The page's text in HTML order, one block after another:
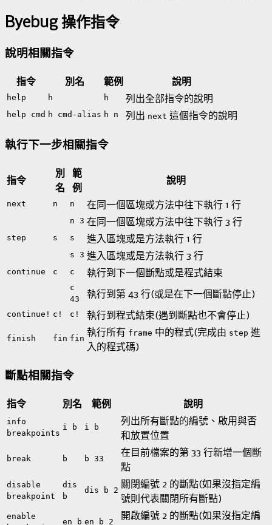
Byebug 操作指令
說明相關指令
指令 別名 範例 說明
help h h 列出全部指令的說明
help cmd h cmd-alias h n 列出 next 這個指令的說明
執行下一步相關指令
指令
別
名
範
例
說明
next n n 在同一個區塊或方法中往下執行 1 行
n 3 在同一個區塊或方法中往下執行 3 行
step s s 進入區塊或是方法執行 1 行
s 3 進入區塊或是方法執行 3 行
continue c c 執行到下一個斷點或是程式結束
c
43
執行到第 43 行(或是在下一個斷點停止)
continue! c! c! 執行到程式結束(遇到斷點也不會停止)
finish fin fin 執行所有 frame 中的程式(完成由 step 進
入的程式碼)
斷點相關指令
指令 別名 範例 說明
info
breakpoints
i b i b
列出所有斷點的編號、啟用與否
和放置位置
break b b 33
在目前檔案的第 33 行新增一個斷
點
disable
breakpoint
dis
b
dis b 2 關閉編號 2 的斷點(如果沒指定編
號則代表關閉所有斷點)
enable
en b en b 2
開啟編號 2 的斷點(如果沒指定編